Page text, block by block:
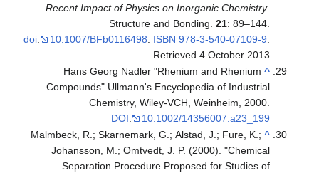
Recent Impact of Physics on Inorganic Chemistry.
Structure and Bonding.21: 89–144.
doi: 10.1007/BFb0116498 ISBN 978-3-540-07109-9
Retrieved4 October 2013
^
Hans Georg Nadler "Rhenium and Rhenium
Compounds" Ullmann's Encyclopedia of Industrial
Chemistry, Wiley-VCH, Weinheim, 2000.
DOI:
10.1002/14356007.a23_199
^
Malmbeck, R.; Skarnemark, G.; Alstad, J.; Fure, K.;
Johansson, M.; Omtvedt, J. P. (2000). "Chemical
Separation Procedure Proposed for Studies of